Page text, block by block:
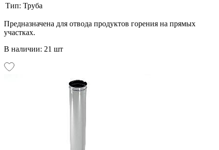
Тип: Труба
Предназначена для отвода продуктов горения на прямых
участках.
В наличии: 21 шт